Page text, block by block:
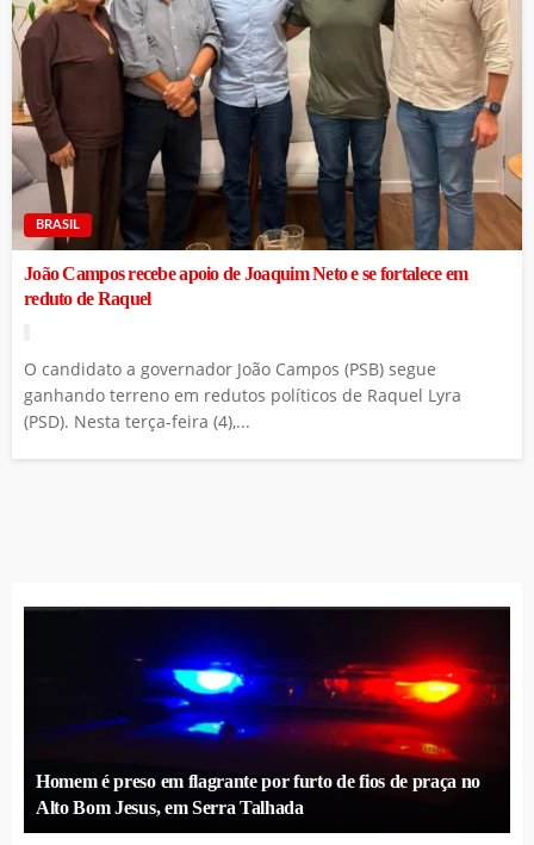
BRASIL
João Campos recebe apoio de Joaquim Neto e se fortalece em
reduto de Raquel
O candidato a governador João Campos (PSB) segue
ganhando terreno em redutos políticos de Raquel Lyra
(PSD). Nesta terça-feira (4),...
Homem é preso em flagrante por furto de fios de praça no
Alto Bom Jesus, em Serra Talhada